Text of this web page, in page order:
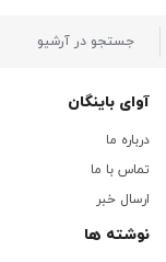
آوای باینگان
درباره ما
تماس با ما
ارسال خبر
نوشته ها